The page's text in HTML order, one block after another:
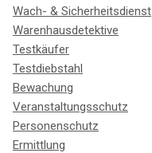
Wach- & Sicherheitsdienst
Warenhausdetektive
Testkäufer
Testdiebstahl
Bewachung
Veranstaltungsschutz
Personenschutz
Ermittlung